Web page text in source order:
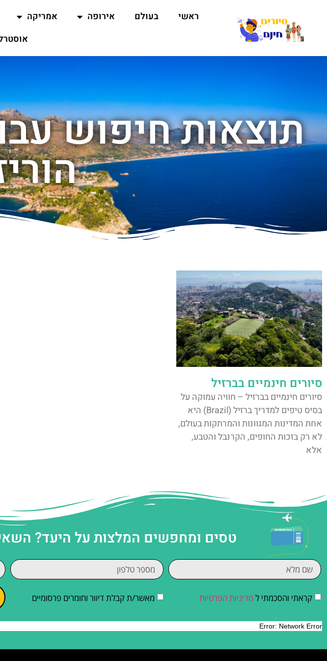
ראשי בעולם אירופה אמריקה
תוצאות חיפוש
סיורים חינמיים בברזיל
סיורים חינמיים בברזיל – חוויה עמוקה על
בסיס טיפים למדריך ברזיל (Brazil) היא
אחת המדינות המגוונות והמרתקות בעולם,
לא רק בזכות החופים, הקרנבל והטבע,
אלא
טסים ומחפשים המלצות על היעד?
קראתי והסכמתי ל מדיניות הפרטיות מאשר/ת קבלת דיוור וחומרים פרסומיים